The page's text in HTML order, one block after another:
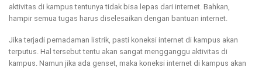
aktivitas di kampus tentunya tidak bisa lepas dari internet. Bahkan,
hampir semua tugas harus diselesaikan dengan bantuan internet.
Jika terjadi pemadaman listrik, pasti koneksi internet di kampus akan
terputus. Hal tersebut tentu akan sangat mengganggu aktivitas di
kampus. Namun jika ada genset, maka koneksi internet di kampus akan